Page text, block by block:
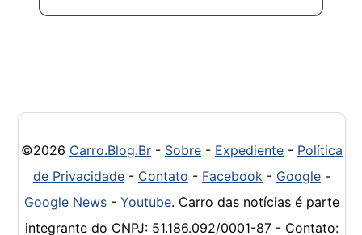
©2026 Carro.Blog.Br- Sobre- Expediente- Política
de Privacidade- Contato - Facebook - Google-
Google News- Youtube. Carro das notícias é parte
integrante do CNPJ: 51.186.092/0001-87 - Contato: